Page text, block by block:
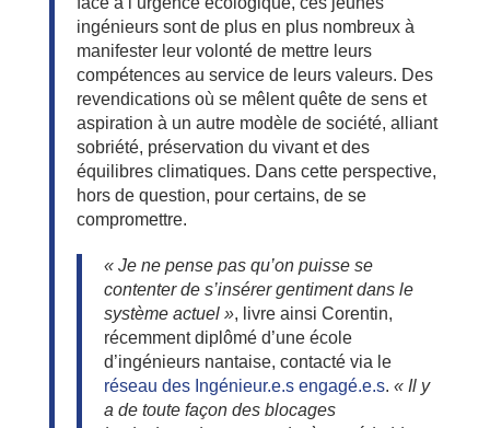
ingénieurs sont de plus en plus nombreux à
manifester leur volonté de mettre leurs
compétences au service de leurs valeurs. Des
revendications où se mêlent quête de sens et
aspiration à un autre modèle de société, alliant
sobriété, préservation du vivant et des
équilibres climatiques. Dans cette perspective,
hors de question, pour certains, de se
compromettre.
« Je ne pense pas qu’on puisse se
contenter de s’insérer gentiment dans le
système actuel », livre ainsi Corentin,
récemment diplômé d’une école
d’ingénieurs nantaise, contacté via le
réseau des Ingénieur.e.s engagé.e.s. « Il y
a de toute façon des blocages